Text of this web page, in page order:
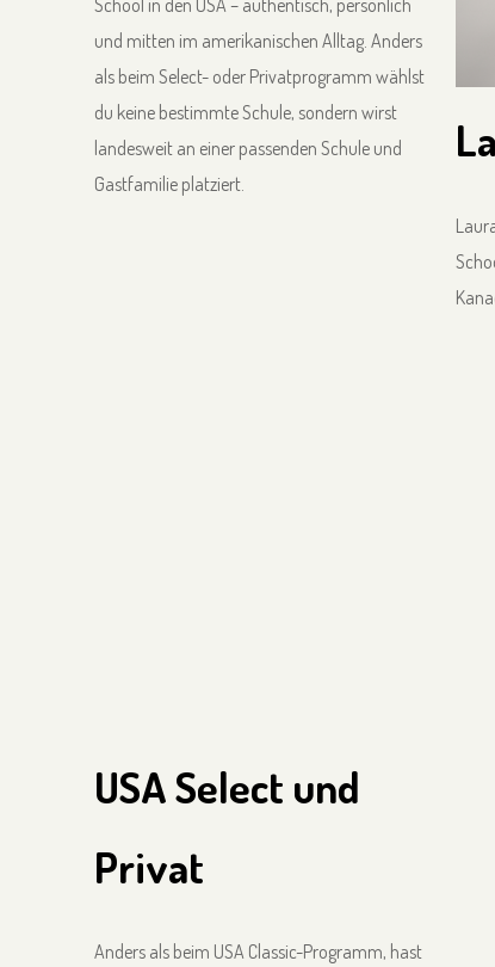
School in den USA – authentisch, persönlich
und mitten im amerikanischen Alltag. Anders
als beim Select- oder Privatprogramm wählst
du keine bestimmte Schule, sondern wirst
landesweit an einer passenden Schule und
Gastfamilie platziert.
USA Select und
Privat
Anders als beim USA Classic-Programm, hast